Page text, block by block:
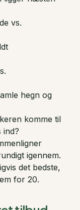
vs.
hegn og
komme til
ind?
igennem.
det bedste,
for 20.